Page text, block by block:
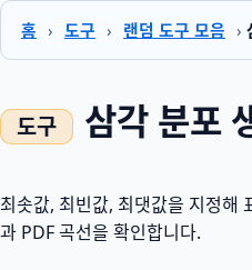
홈 › 도구 › 랜덤 도구 모음 ›
삼각 분포
최솟값, 최빈값, 최댓값을 지정해
과 PDF 곡선을 확인합니다.